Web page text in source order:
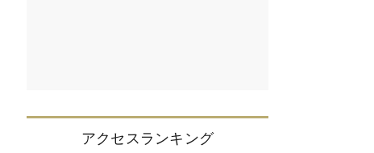
アクセスランキング